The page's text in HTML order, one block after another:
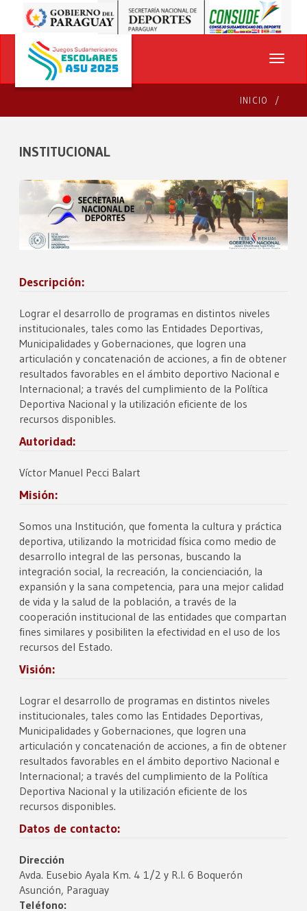
INICIO
INSTITUCIONAL
Descripción:
Lograr el desarrollo de programas en distintos niveles
institucionales, tales como las Entidades Deportivas,
Municipalidades y Gobernaciones, que logren una
articulación y concatenación de acciones, a fin de obtener
resultados favorables en el ámbito deportivo Nacional e
Internacional; a través del cumplimiento de la Política
Deportiva Nacional y la utilización eficiente de los
recursos disponibles.
Autoridad:
Víctor Manuel Pecci Balart
Misión:
Somos una Institución, que fomenta la cultura y práctica
deportiva, utilizando la motricidad física como medio de
desarrollo integral de las personas, buscando la
integración social, la recreación, la concienciación, la
expansión y la sana competencia, para una mejor calidad
de vida y la salud de la población, a través de la
cooperación institucional de las entidades que compartan
fines similares y posibiliten la efectividad en el uso de los
recursos del Estado.
Visión:
Lograr el desarrollo de programas en distintos niveles
institucionales, tales como las Entidades Deportivas,
Municipalidades y Gobernaciones, que logren una
articulación y concatenación de acciones, a fin de obtener
resultados favorables en el ámbito deportivo Nacional e
Internacional; a través del cumplimiento de la Política
Deportiva Nacional y la utilización eficiente de los
recursos disponibles.
Datos de contacto:
Dirección
Avda. Eusebio Ayala Km. 4 1/2 y R.I. 6 Boquerón
Asunción, Paraguay
Teléfono: